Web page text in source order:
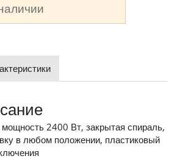
2400 Вт, закрытая спираль,
в любом положении, пластиковый